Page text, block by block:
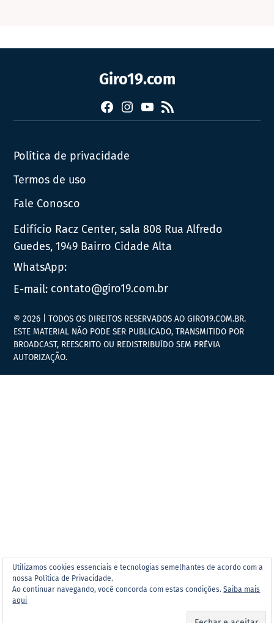
Giro19.com
FacebookInstagram
YouTube
RSS
Política de privacidade
Termos de uso
Fale Conosco
Edifício Racz Center, sala 808 Rua Alfredo
Guedes, 1949 Bairro Cidade Alta
WhatsApp:
E-mail: contato@giro19.com.br
Utilizamos cookies essenciais e tecnologias semelhantes de acordo com a
nossa Política de Privacidade.
Ao continuar navegando, você concorda com estas condições.Saiba mais
aqui
© 2026 | TODOS OS DIREITOS RESERVADOS AO GIRO19.COM.BR.
ESTE MATERIAL NÃO PODE SER PUBLICADO, TRANSMITIDO POR
BROADCAST, REESCRITO OU REDISTRIBUÍDO SEM PRÉVIA
AUTORIZAÇÃO.